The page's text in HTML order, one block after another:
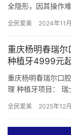
全隐形，因其操作
300…
全民爱美 2024年11
重庆杨明春瑞尔
种植牙4999元
重庆杨明春瑞尔口
理 种植牙项目：
全民爱美 2025年12